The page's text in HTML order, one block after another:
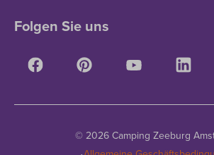
Folgen Sie uns
© 2026 Camping Zeeburg